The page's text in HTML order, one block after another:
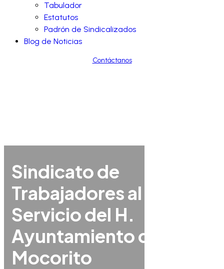
Tabulador
Estatutos
Padrón de Sindicalizados
Blog de Noticias
Contáctanos
Sindicato de
Trabajadores al
Servicio del H.
Ayuntamiento de
Mocorito